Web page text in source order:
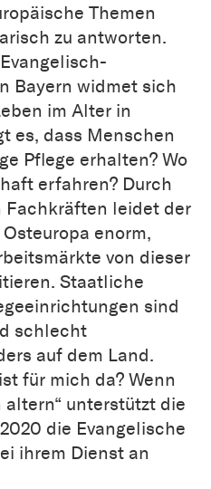
Themen
zu antworten.
Bayern widmet sich
im Alter in
es, dass Menschen
Pflege erhalten? Wo
erfahren? Durch
Fachkräften leidet der
enorm,
von dieser
Staatliche
sind
schlecht
auf dem Land.
für mich da? Wenn
unterstützt die
die Evangelische
ihrem Dienst an